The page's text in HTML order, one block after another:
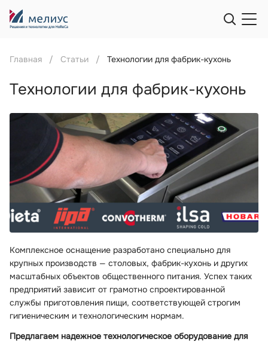
Главная Статьи Технологии для фабрик-кухонь
Технологии для фабрик-кухонь
Комплексное оснащение разработано специально для
крупных производств — столовых, фабрик-кухонь и других
масштабных объектов общественного питания. Успех таких
предприятий зависит от грамотно спроектированной
службы приготовления пищи, соответствующей строгим
гигиеническим и технологическим нормам.
Предлагаем надежное технологическое оборудование для